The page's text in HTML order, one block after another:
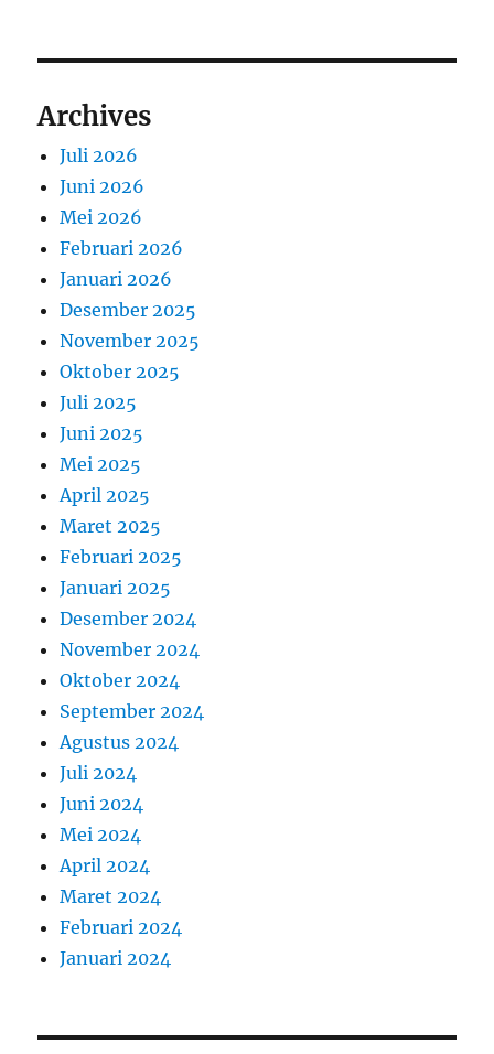
Archives
Juli 2026
Juni 2026
Mei 2026
Februari 2026
Januari 2026
Desember 2025
November 2025
Oktober 2025
Juli 2025
Juni 2025
Mei 2025
April 2025
Maret 2025
Februari 2025
Januari 2025
Desember 2024
November 2024
Oktober 2024
September 2024
Agustus 2024
Juli 2024
Juni 2024
Mei 2024
April 2024
Maret 2024
Februari 2024
Januari 2024